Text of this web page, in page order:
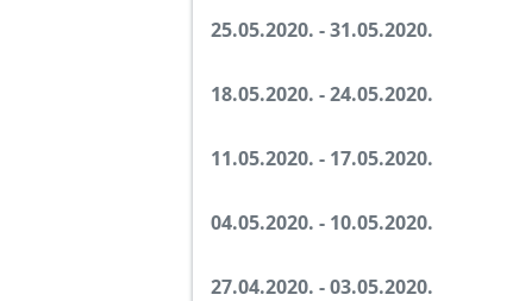
25.05.2020. - 31.05.2020.
18.05.2020. - 24.05.2020.
11.05.2020. - 17.05.2020.
04.05.2020. - 10.05.2020.
27.04.2020. - 03.05.2020.